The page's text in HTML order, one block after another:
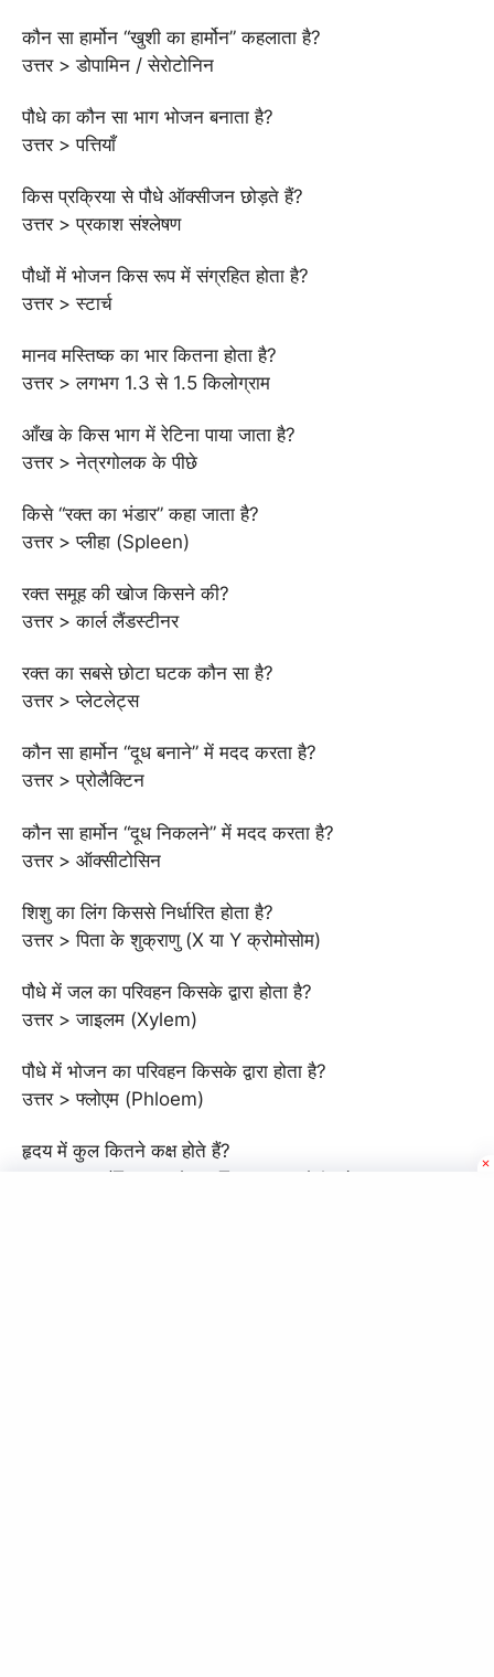
कौन सा हार्मोन “खुशी का हार्मोन” कहलाता है?
उत्तर > डोपामिन / सेरोटोनिन
पौधे का कौन सा भाग भोजन बनाता है?
उत्तर > पत्तियाँ
किस प्रक्रिया से पौधे ऑक्सीजन छोड़ते हैं?
उत्तर > प्रकाश संश्लेषण
पौधों में भोजन किस रूप में संग्रहित होता है?
उत्तर > स्टार्च
मानव मस्तिष्क का भार कितना होता है?
उत्तर > लगभग 1.3 से 1.5 किलोग्राम
आँख के किस भाग में रेटिना पाया जाता है?
उत्तर > नेत्रगोलक के पीछे
किसे “रक्त का भंडार” कहा जाता है?
उत्तर > प्लीहा (Spleen)
रक्त समूह की खोज किसने की?
उत्तर > कार्ल लैंडस्टीनर
रक्त का सबसे छोटा घटक कौन सा है?
उत्तर > प्लेटलेट्स
कौन सा हार्मोन “दूध बनाने” में मदद करता है?
उत्तर > प्रोलैक्टिन
कौन सा हार्मोन “दूध निकलने” में मदद करता है?
उत्तर > ऑक्सीटोसिन
शिशु का लिंग किससे निर्धारित होता है?
उत्तर > पिता के शुक्राणु (X या Y क्रोमोसोम)
पौधे में जल का परिवहन किसके द्वारा होता है?
उत्तर > जाइलम (Xylem)
पौधे में भोजन का परिवहन किसके द्वारा होता है?
उत्तर > फ्लोएम (Phloem)
हृदय में कुल कितने कक्ष होते हैं?
उत्तर > चार (Two atria + Two ventricles)